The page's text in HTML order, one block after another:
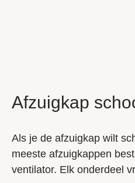
Afzuigkap
Als je de afzuigkap wilt
meeste afzuigkappen
ventilator. Elk onderdeel